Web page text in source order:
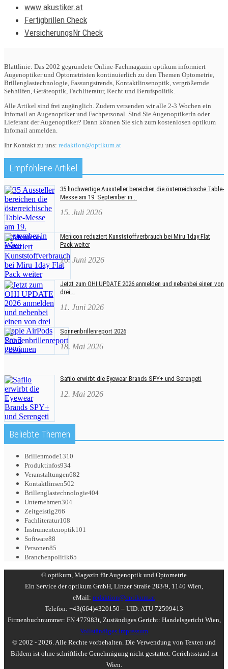
www.akustiker.at
Fertigbrillen Check
VersicherungsNr Check
Blattlinie: Das 2002 gegründete Online-Fachmagazin optikum informiert
Augenoptiker und Optometristen kontinuierlich zu den Themen Optometrie,
Brillenglastechnologie, Fassungstrends, Kontaktlinsenoptik, vergrößernde
Sehhilfen, Geräteoptik, Fachliteratur, Recht und Berufspolitik.
Alle Artikel sind frei zugänglich. Zudem versenden wir alle 2-3 Wochen ein
Infomail an Augenoptiker und Fachpersonal. Sind Sie AugenoptikerIn oder
Lieferant der Augenoptiker? Dann können Sie sich zum kostenlosen optikum
Infomail anmelden.
Ihr Kontakt zu uns: redaktion@optikum.at
Empfohlene Artikel
35 hochwertige Aussteller bereichen die österreichische Table-
Messe am 19. September in...
15. Juli 2026
Menicon reduziert Kunststoffverbrauch bei Miru 1day Flat
Pack weiter
16. Juni 2026
Jetzt zum OHI UPDATE 2026 anmelden und nebenbei einen von
drei...
11. Juni 2026
Sonnenbrillenreport 2026
18. Mai 2026
Safilo erwirbt die Eyewear Brands SPY+ und Serengeti
12. Mai 2026
Beliebte Themen
Brillenmode1310
Produktinfos934
Veranstaltungen682
Kontaktlinsen502
Brillenglastechnologie404
Unternehmen304
Zeitgeistig266
Fachliteratur108
Instrumentenoptik101
Software88
Personen85
Branchenpolitik65
© optikum, Magazin für Augenoptik und Optometrie
Ein Service der optikum GmbH, Linzer Straße 283/9, 1140 Wien,
eMail: redaktion@optikum.at
Telefon: +43(664)4320150 – UID: ATU 72599413
Firmenbuchnummer: FN 477983t, Zuständiges Gericht: Handelsgericht Wien,
Vollständiges Impressum
© 2002 - 2026. Alle Rechte vorbehalten. Die Verwendung von Texten und
Bildern ist ohne schriftliche Genehmigung nicht gestattet. Gerichtsstand ist
Wien.